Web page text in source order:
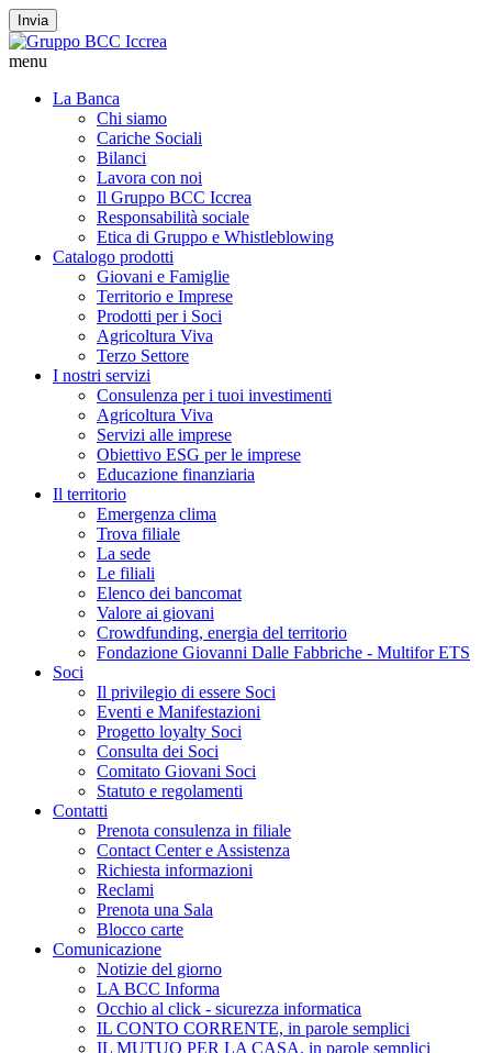
Invia
menu
La Banca
Chi siamo
Cariche Sociali
Bilanci
Lavora con noi
Il Gruppo BCC Iccrea
Responsabilità sociale
Etica di Gruppo e Whistleblowing
Catalogo prodotti
Giovani e Famiglie
Territorio e Imprese
Prodotti per i Soci
Agricoltura Viva
Terzo Settore
I nostri servizi
Consulenza per i tuoi investimenti
Agricoltura Viva
Servizi alle imprese
Obiettivo ESG per le imprese
Educazione finanziaria
Il territorio
Emergenza clima
Trova filiale
La sede
Le filiali
Elenco dei bancomat
Valore ai giovani
Crowdfunding, energia del territorio
Fondazione Giovanni Dalle Fabbriche - Multifor ETS
Soci
Il privilegio di essere Soci
Eventi e Manifestazioni
Progetto loyalty Soci
Consulta dei Soci
Comitato Giovani Soci
Statuto e regolamenti
Contatti
Prenota consulenza in filiale
Contact Center e Assistenza
Richiesta informazioni
Reclami
Prenota una Sala
Blocco carte
Comunicazione
Notizie del giorno
LA BCC Informa
Occhio al click - sicurezza informatica
IL CONTO CORRENTE, in parole semplici
IL MUTUO PER LA CASA, in parole semplici